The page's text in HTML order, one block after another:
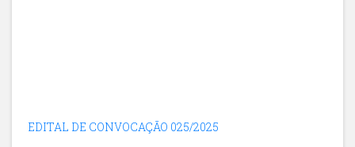
EDITAL DE CONVOCAÇÃO 025/2025